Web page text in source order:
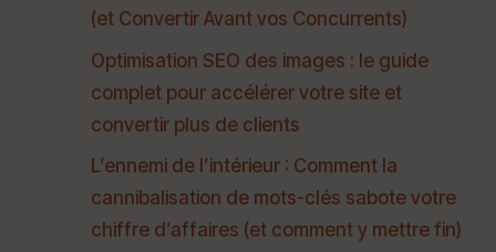
(et Convertir Avant vos Concurrents)
Optimisation SEO des images : le guide
complet pour accélérer votre site et
convertir plus de clients
L’ennemi de l’intérieur : Comment la
cannibalisation de mots-clés sabote votre
chiffre d’affaires (et comment y mettre fin)